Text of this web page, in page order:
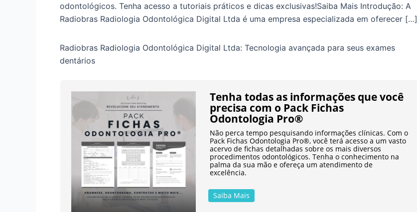
odontológicos. Tenha acesso a tutoriais práticos e dicas exclusivas!Saiba Mais Introdução: A
Radiobras Radiologia Odontológica Digital Ltda é uma empresa especializada em oferecer […]
Radiobras Radiologia Odontológica Digital Ltda: Tecnologia avançada para seus exames
dentários
Tenha todas as informações que você
precisa com o Pack Fichas
Odontologia Pro®
Não perca tempo pesquisando informações clínicas. Com o
Pack Fichas Odontologia Pro®, você terá acesso a um vasto
acervo de fichas detalhadas sobre os mais diversos
procedimentos odontológicos. Tenha o conhecimento na
palma da sua mão e ofereça um atendimento de
excelência.
Saiba Mais